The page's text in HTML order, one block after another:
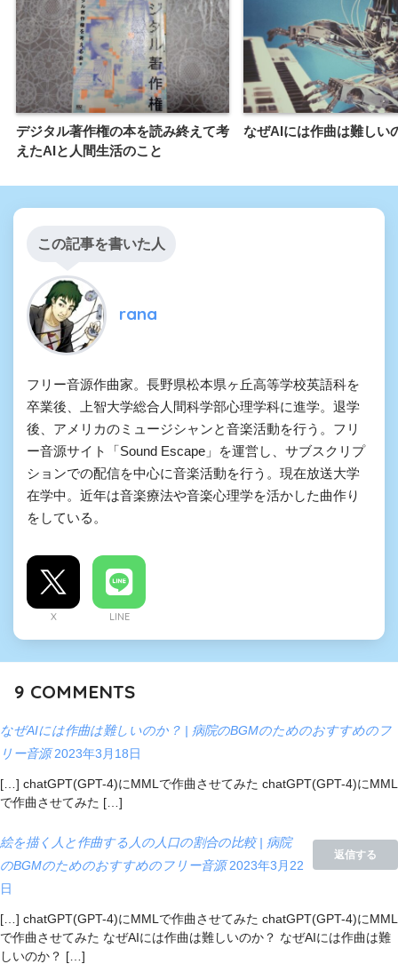
デジタル著作権の本を読み終えて考
えたAIと人間生活のこと
なぜAIには作曲は難しい
この記事を書いた人
rana
フリー音源作曲家。長野県松本県ヶ丘高等学校英語科を
卒業後、上智大学総合人間科学部心理学科に進学。退学
後、アメリカのミュージシャンと音楽活動を行う。フリ
ー音源サイト「Sound Escape」を運営し、サブスクリプ
ションでの配信を中心に音楽活動を行う。現在放送大学
在学中。近年は音楽療法や音楽心理学を活かした曲作り
をしている。
X LINE
9 COMMENTS
なぜAIには作曲は難しいのか？ | 病院のBGMのためのおすすめのフ
リー音源 2023年3月18日
[…] chatGPT(GPT-4)にMMLで作曲させてみた chatGPT(GPT-4)にMML
で作曲させてみた […]
返信する
絵を描く人と作曲する人の人口の割合の比較 | 病院
のBGMのためのおすすめのフリー音源 2023年3月22
日
[…] chatGPT(GPT-4)にMMLで作曲させてみた chatGPT(GPT-4)にMML
で作曲させてみた なぜAIには作曲は難しいのか？ なぜAIには作曲は難
しいのか？ […]